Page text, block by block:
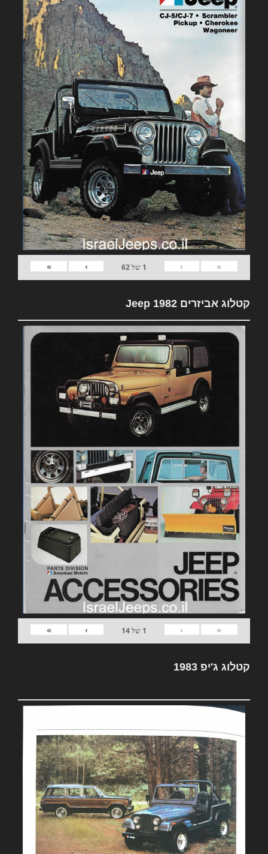
«
‹
1 של62
›
»
קטלוג אביזרים 1982 Jeep
«
‹
1 של14
›
»
קטלוג ג'יפ 1983